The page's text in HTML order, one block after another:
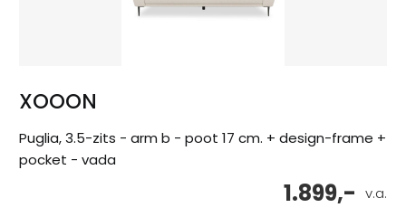
XOOON
Puglia, 3.5-zits - arm b - poot 17 cm. + design-frame +
pocket - vada
v.a.
1.899,-